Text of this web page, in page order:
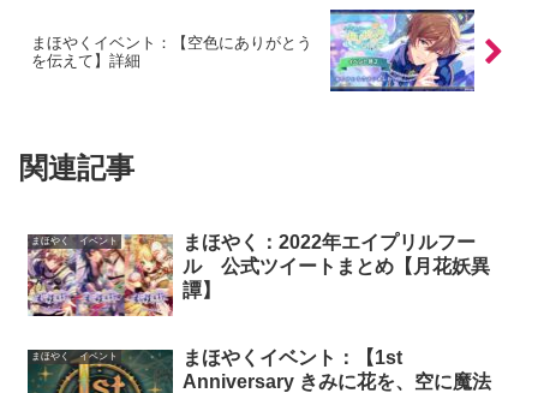
まほやくイベント：【空色にありがとう
を伝えて】詳細
関連記事
まほやく イベント
まほやく：2022年エイプリルフー
ル 公式ツイートまとめ【月花妖異
譚】
まほやく イベント
まほやくイベント：【1st
Anniversary きみに花を、空に魔法